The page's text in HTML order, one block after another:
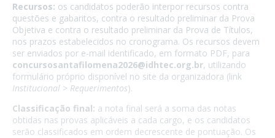
Recursos: os candidatos poderão interpor recursos contra
questões e gabaritos, contra o resultado preliminar da Prova
Objetiva e contra o resultado preliminar da Prova de Títulos,
nos prazos estabelecidos no cronograma. Os recursos devem
ser enviados por e-mail identificado, em formato PDF, para
concursosantafilomena2026@idhtec.org.br, utilizando
formulário próprio disponível no site da organizadora (link
Institucional > Requerimentos).
Classificação final: a nota final será a soma das notas
obtidas nas provas aplicáveis a cada cargo, e os candidatos
serão classificados em ordem decrescente de pontuação. Os